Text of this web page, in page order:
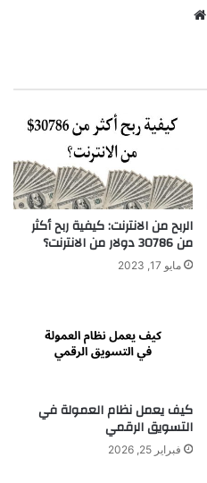
الربح من الانترنت: كيفية ربح أكثر
من 30786 دولار من الانترنت؟
مايو 17, 2023
كيف يعمل نظام العمولة في
التسويق الرقمي
فبراير 25, 2026